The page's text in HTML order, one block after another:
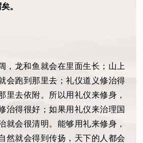
。
，龙和鱼就会在里面生长；山上
会跑到那里去；礼仪道义修治得
里去依附。所以用礼仪来修身，
治得很好；如果用礼仪来治理国
就会很清明。能够用礼来修身，
然就会得到传扬，天下的人都会